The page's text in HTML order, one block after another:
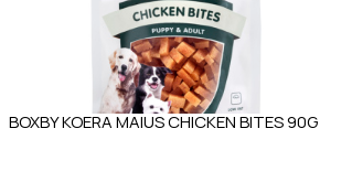
BOXBY KOERA MAIUS CHICKEN BITES 90G